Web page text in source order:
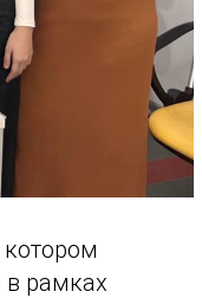
в рамках